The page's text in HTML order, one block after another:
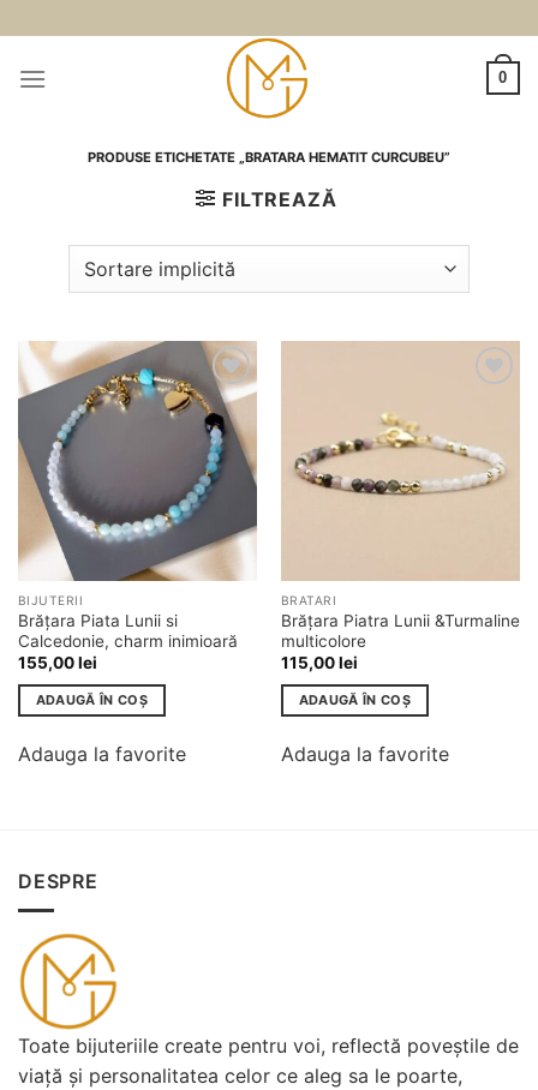
to
content
0
PRODUSE ETICHETATE „BRATARA HEMATIT CURCUBEU”
FILTREAZĂ
Adauga
la
favorite
BIJUTERII
Brățara Piata Lunii si
Calcedonie, charm inimioară
155,00lei
ADAUGĂ ÎN COȘ
Adauga la favorite
BRATARI
Brățara Piatra Lunii &Turmaline
multicolore
115,00lei
ADAUGĂ ÎN COȘ
Adauga la favorite
DESPRE
Toate bijuteriile create pentru voi, reflectă poveștile de
viață și personalitatea celor ce aleg sa le poarte,